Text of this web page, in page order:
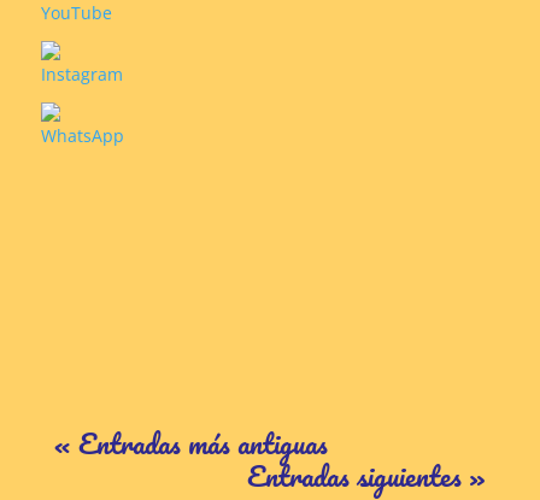
« Entradas más antiguas
Entradas siguientes »